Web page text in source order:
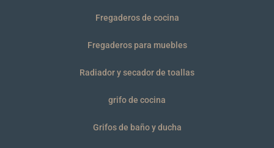
Fregaderos de cocina
Fregaderos para muebles
Radiador y secador de toallas
grifo de cocina
Grifos de baño y ducha